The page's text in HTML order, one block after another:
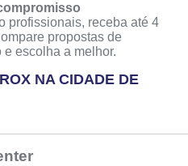
profissionais, receba até 4
propostas de
escolha a melhor.
NA CIDADE DE